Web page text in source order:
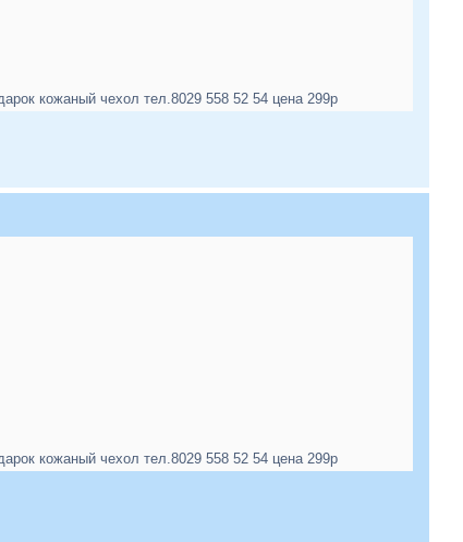
кожаный чехол тел.8029 558 52 54 цена 299р
кожаный чехол тел.8029 558 52 54 цена 299р